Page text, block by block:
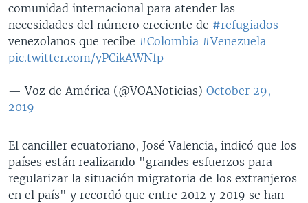
comunidad internacional para atender las
necesidades del número creciente de #refugiados
venezolanos que recibe #Colombia #Venezuela
pic.twitter.com/yPCikAWNfp
— Voz de América (@VOANoticias) October 29,
2019
El canciller ecuatoriano, José Valencia, indicó que los
países están realizando "grandes esfuerzos para
regularizar la situación migratoria de los extranjeros
en el país" y recordó que entre 2012 y 2019 se han